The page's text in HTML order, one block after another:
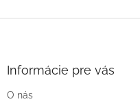
Informácie pre vás
O nás